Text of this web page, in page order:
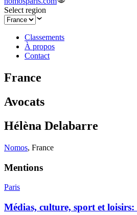
Select region
Classements
À propos
Contact
France
Avocats
Hélèna Delabarre
Nomos, France
Mentions
Paris
Médias, culture, sport et